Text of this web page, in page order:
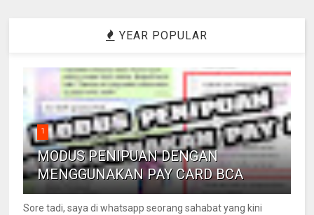
YEAR POPULAR
1
MODUS PENIPUAN DENGAN
MENGGUNAKAN PAY CARD BCA
Sore tadi, saya di whatsapp seorang sahabat yang kini